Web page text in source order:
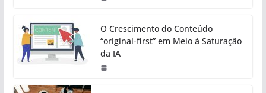
O Crescimento do Conteúdo
“original-first” em Meio à Saturação
da IA